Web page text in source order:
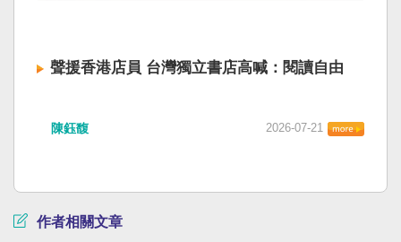
聲援香港店員 台灣獨立書店高喊：閱讀自由
陳鈺馥 2026-07-21
作者相關文章